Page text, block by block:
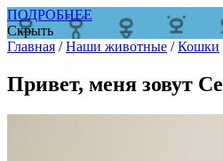
ПОДРОБНЕЕ
Скрыть
Главная / Наши животные / Кошки
Привет, меня зовут